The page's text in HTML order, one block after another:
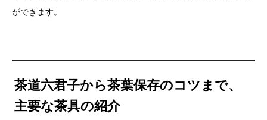
ができます。
茶道六君子から茶葉保存のコツまで、
主要な茶具の紹介